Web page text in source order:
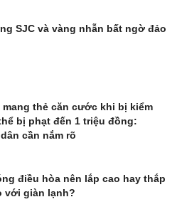
SJC và vàng nhẫn bất ngờ đảo
mang thẻ căn cước khi bị kiểm
bị phạt đến 1 triệu đồng:
cần nắm rõ
điều hòa nên lắp cao hay thắp
với giàn lạnh?